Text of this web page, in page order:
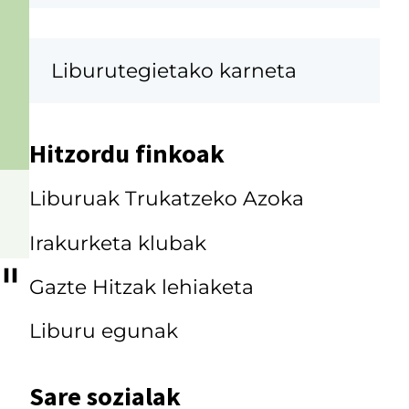
u
s
e
l
a
Liburutegietako karneta
Hitzordu finkoak
Liburuak Trukatzeko Azoka
Irakurketa klubak
Gazte Hitzak lehiaketa
Liburu egunak
Sare sozialak